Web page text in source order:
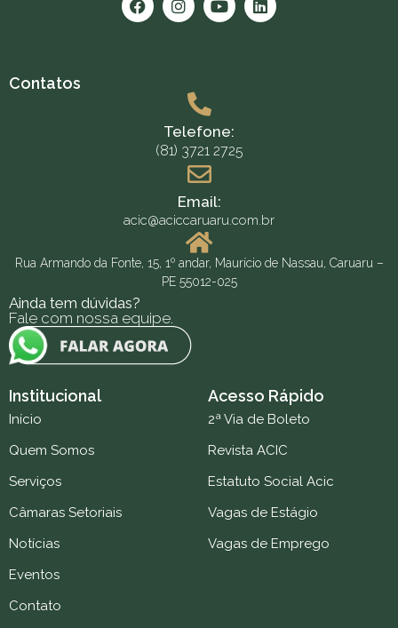
Contatos
Telefone:
(81) 3721 2725
Email:
acic@aciccaruaru.com.br
Rua Armando da Fonte, 15, 1º andar, Maurício de Nassau, Caruaru –
PE 55012-025
Ainda tem dúvidas?
Fale com nossa equipe.
Institucional
Início
Quem Somos
Serviços
Câmaras Setoriais
Notícias
Eventos
Contato
Acesso Rápido
2ª Via de Boleto
Revista ACIC
Estatuto Social Acic
Vagas de Estágio
Vagas de Emprego